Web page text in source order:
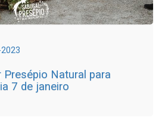
Presépio Natural para
7 de janeiro